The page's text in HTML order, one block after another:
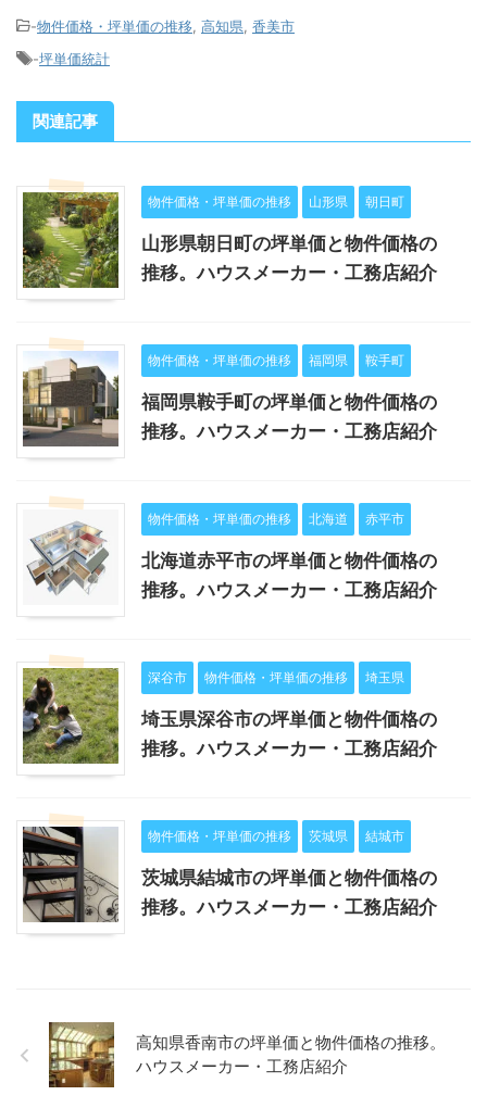
-物件価格・坪単価の推移, 高知県, 香美市
-坪単価統計
関連記事
物件価格・坪単価の推移 山形県 朝日町
山形県朝日町の坪単価と物件価格の
推移。ハウスメーカー・工務店紹介
物件価格・坪単価の推移 福岡県 鞍手町
福岡県鞍手町の坪単価と物件価格の
推移。ハウスメーカー・工務店紹介
物件価格・坪単価の推移 北海道 赤平市
北海道赤平市の坪単価と物件価格の
推移。ハウスメーカー・工務店紹介
深谷市 物件価格・坪単価の推移 埼玉県
埼玉県深谷市の坪単価と物件価格の
推移。ハウスメーカー・工務店紹介
物件価格・坪単価の推移 茨城県 結城市
茨城県結城市の坪単価と物件価格の
推移。ハウスメーカー・工務店紹介
高知県香南市の坪単価と物件価格の推移。
ハウスメーカー・工務店紹介